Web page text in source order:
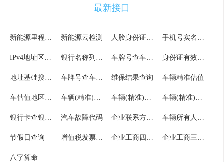
最新接口
新能源云检测
车牌号查车辆信息 维保结果查询 车辆精准估值
汽车故障代码
节假日查询 增值税发票文字识别OCR
八字算命